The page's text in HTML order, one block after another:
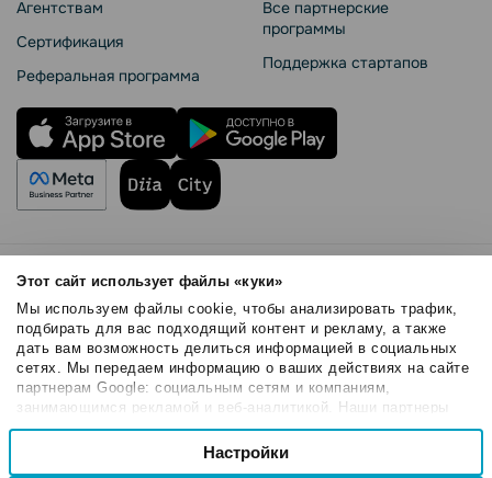
Этот сайт использует файлы «куки»
Мы используем файлы cookie, чтобы анализировать трафик,
подбирать для вас подходящий контент и рекламу, а также
дать вам возможность делиться информацией в социальных
сетях. Мы передаем информацию о ваших действиях на сайте
партнерам Google: социальным сетям и компаниям,
занимающимся рекламой и веб-аналитикой. Наши партнеры
могут комбинировать эти сведения с предоставленной вами
информацией, а также данными, которые они получили при
использовании вами их сервисов.
Выбор
Настройки
Агентствам
Сертификация
Реферальная программа
Все партнерские
программы
Поддержка стартапов
Правила использования
Безопасность SendPulse
Политика конфиденциальности
Политика Cookies
© 2015 - 2026. ООО «СендПульс». Все права защищены.